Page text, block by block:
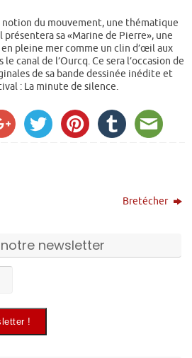
notion du mouvement, une thématique
sa «Marine de Pierre», une
pleine mer comme un clin d’œil aux
canal de l’Ourcq. Ce sera l’occasion de
de sa bande dessinée inédite et
: La minute de silence.
Bretécher
newsletter